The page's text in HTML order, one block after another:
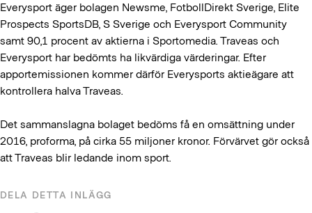
DELA DETTA INLÄGG
Everysport äger bolagen Newsme, FotbollDirekt Sverige, Elite
Prospects SportsDB, S Sverige och Everysport Community
samt 90,1 procent av aktierna i Sportomedia. Traveas och
Everysport har bedömts ha likvärdiga värderingar. Efter
apportemissionen kommer därför Everysports aktieägare att
kontrollera halva Traveas.
Det sammanslagna bolaget bedöms få en omsättning under
2016, proforma, på cirka 55 miljoner kronor. Förvärvet gör också
att Traveas blir ledande inom sport.